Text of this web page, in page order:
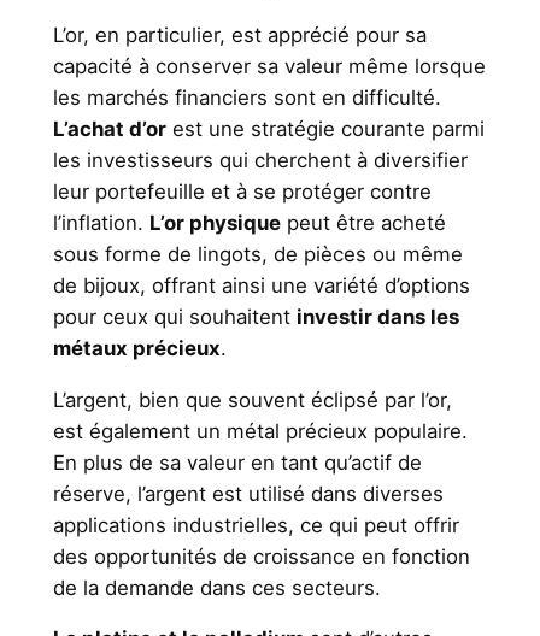
L’or, en particulier, est apprécié pour sa
capacité à conserver sa valeur même lorsque
les marchés financiers sont en difficulté.
L’achat d’orest une stratégie courante parmi
les investisseurs qui cherchent à diversifier
leur portefeuille et à se protéger contre
l’inflation. L’or physiquepeut être acheté
sous forme de lingots, de pièces ou même
de bijoux, offrant ainsi une variété d’options
pour ceux qui souhaitent investir dans les
métaux précieux.
L’argent, bien que souvent éclipsé par l’or,
est également un métal précieux populaire.
En plus de sa valeur en tant qu’actif de
réserve, l’argent est utilisé dans diverses
applications industrielles, ce qui peut offrir
des opportunités de croissance en fonction
de la demande dans ces secteurs.